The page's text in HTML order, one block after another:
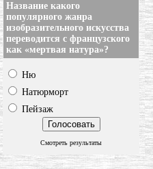
Название какого
популярного жанра
изобразительного искусства
переводится с французского
как «мертвая натура»?
Ню
Натюрморт
Пейзаж
Смотреть результаты